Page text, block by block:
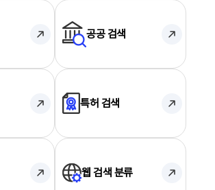
공공 검색
특허 검색
웹 검색 분류